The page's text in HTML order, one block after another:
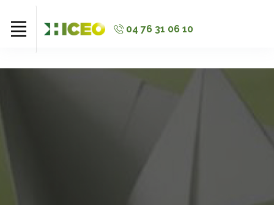
04 76 31 06 10